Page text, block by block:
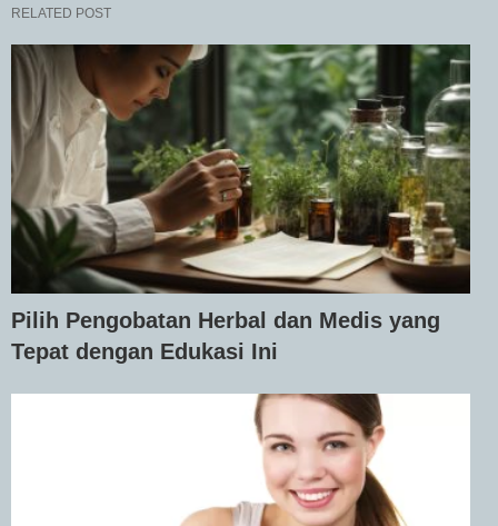
RELATED POST
Pilih Pengobatan Herbal dan Medis yang
Tepat dengan Edukasi Ini